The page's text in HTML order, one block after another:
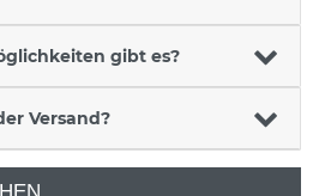
gibt es?
Versand?